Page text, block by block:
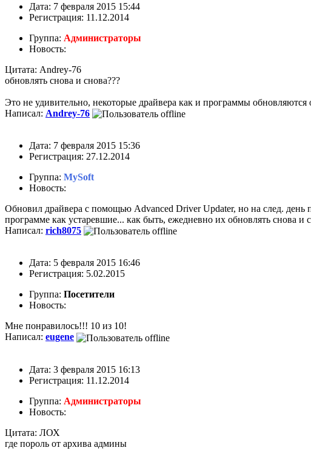
Дата: 7 февраля 2015 15:44
Регистрация: 11.12.2014
Группа: Администраторы
Новость:
Цитата: Andrey-76
обновлять снова и снова???
Это не удивительно, некоторые драйвера как и программы
Написал: Andrey-76
Дата: 7 февраля 2015 15:36
Регистрация: 27.12.2014
Группа: MySoft
Новость:
Обновил драйвера с помощью Advanced Driver Updater, но на след. день
программе как устаревшие... как быть, ежедневно их обновлять снова и
Написал: rich8075
Дата: 5 февраля 2015 16:46
Регистрация: 5.02.2015
Группа: Посетители
Новость:
Мне понравилось!!! 10 из 10!
Написал: eugene
Дата: 3 февраля 2015 16:13
Регистрация: 11.12.2014
Группа: Администраторы
Новость:
Цитата: ЛОХ
где пороль от архива админы